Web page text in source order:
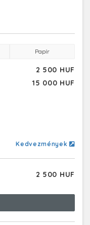
Papír
2 500 HUF
15 000 HUF
Kedvezmények
2 500 HUF